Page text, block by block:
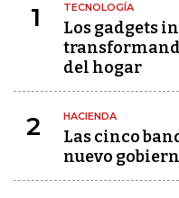
1 TECNOLOGÍA
Los gadgets
del hogar
2 HACIENDA
Las cinco
nuevo